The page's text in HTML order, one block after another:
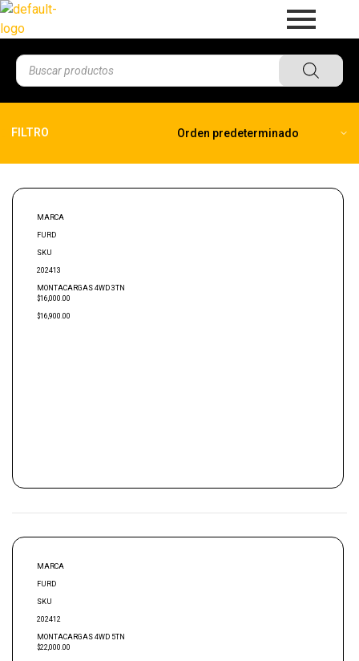
FILTRO
MARCA
FURD
SKU
202413
MONTACARGAS 4WD 3TN
$16,000.00
$16,900.00
MARCA
FURD
SKU
202412
MONTACARGAS 4WD 5TN
$22,000.00